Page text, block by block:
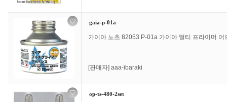
gaia-p-01a
가이아 노츠 82053 P-01a 가이아 멀티 프라이머 어
[판매자] aaa-ibaraki
op-ts-480-2set